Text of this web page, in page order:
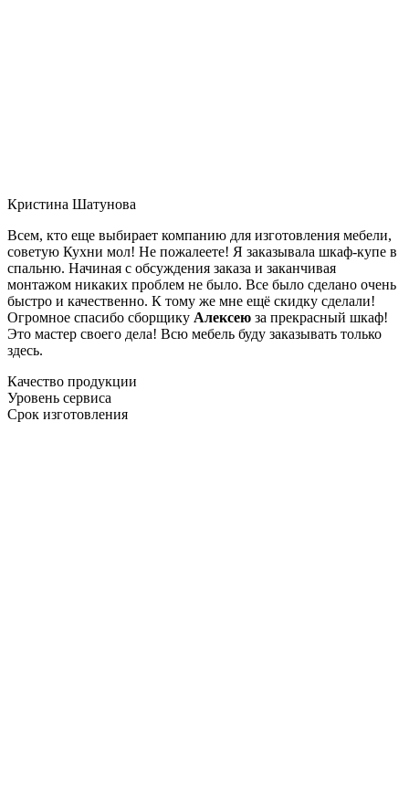
Кристина Шатунова
Всем, кто еще выбирает компанию для изготовления мебели,
советую Кухни мол! Не пожалеете! Я заказывала шкаф-купе в
спальню. Начиная с обсуждения заказа и заканчивая
монтажом никаких проблем не было. Все было сделано очень
быстро и качественно. К тому же мне ещё скидку сделали!
Огромное спасибо сборщику Алексею за прекрасный шкаф!
Это мастер своего дела! Всю мебель буду заказывать только
здесь.
Качество продукции
Уровень сервиса
Срок изготовления